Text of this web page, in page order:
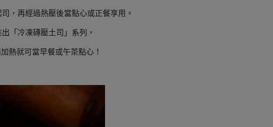
，再經過熱壓後當點心或正餐享用。
「冷凍磚壓土司」系列，
熱就可當早餐或午茶點心！